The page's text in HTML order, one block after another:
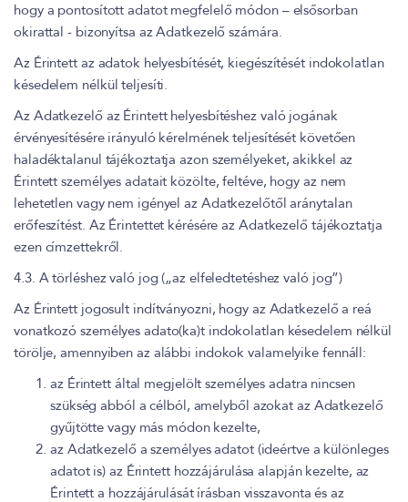
hogy a pontosított adatot megfelelő módon – elsősorban
okirattal - bizonyítsa az Adatkezelő számára.
Az Érintett az adatok helyesbítését, kiegészítését indokolatlan
késedelem nélkül teljesíti.
Az Adatkezelő az Érintett helyesbítéshez való jogának
érvényesítésére irányuló kérelmének teljesítését követően
haladéktalanul tájékoztatja azon személyeket, akikkel az
Érintett személyes adatait közölte, feltéve, hogy az nem
lehetetlen vagy nem igényel az Adatkezelőtől aránytalan
erőfeszítést. Az Érintettet kérésére az Adatkezelő tájékoztatja
ezen címzettekről.
4.3. A törléshez való jog („az elfeledtetéshez való jog”)
Az Érintett jogosult indítványozni, hogy az Adatkezelő a reá
vonatkozó személyes adato(ka)t indokolatlan késedelem nélkül
törölje, amennyiben az alábbi indokok valamelyike fennáll:
az Érintett által megjelölt személyes adatra nincsen
szükség abból a célból, amelyből azokat az Adatkezelő
gyűjtötte vagy más módon kezelte,
az Adatkezelő a személyes adatot (ideértve a különleges
adatot is) az Érintett hozzájárulása alapján kezelte, az
Érintett a hozzájárulását írásban visszavonta és az